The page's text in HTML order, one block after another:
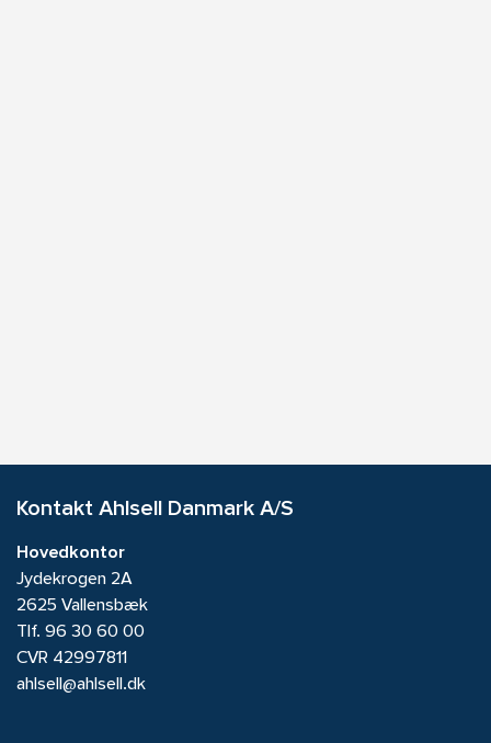
Kontakt Ahlsell Danmark A/S
Hovedkontor
Jydekrogen 2A
2625 Vallensbæk
Tlf. 96 30 60 00
CVR 42997811
ahlsell@ahlsell.dk